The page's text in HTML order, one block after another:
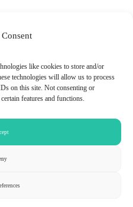
like cookies to store and/or
technologies will allow us to process
on this site. Not consenting or
features and functions.
Cookie-Richtlinie
| Privacy guaranteed under EU